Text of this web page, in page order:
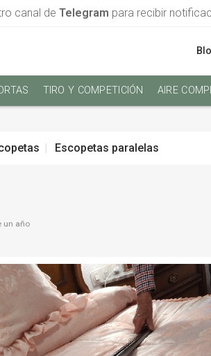
canal de Telegram para recibir
TIRO Y COMPETICIÓN AIRE
Escopetas paralelas
un año